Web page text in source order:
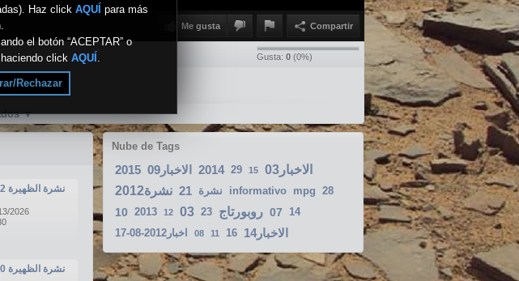
Haz click AQUÍ para más
el botón “ACEPTAR” o
click AQUÍ .
Rechazar
Me gusta Compartir
Gusta: 0 (0%)
▼
Nube de Tags
2015 الاخبار09 2014 29 15
الاخبار03
2012نشرة 21 نشرة informativo mpg 28
10 2013 12 03 23 روبورتاج 07
14
اخبار2012-08-17
08 11 16 الاخبار14
نشرة الظهيرة 12 07 2026
2026
نشرة الظهيرة 10 07 2026